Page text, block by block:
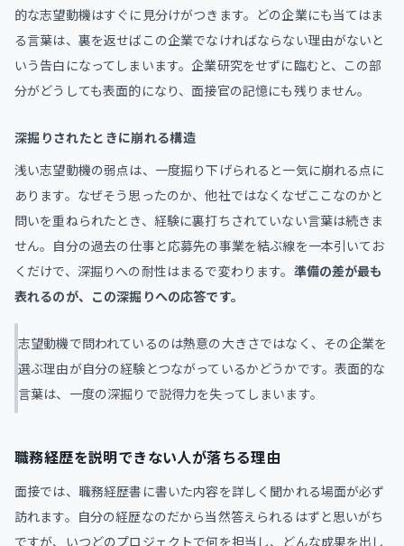
的な志望動機はすぐに見分けがつきます。どの企業にも当てはま
る言葉は、裏を返せばこの企業でなければならない理由がないと
いう告白になってしまいます。企業研究をせずに臨むと、この部
分がどうしても表面的になり、面接官の記憶にも残りません。
深掘りされたときに崩れる構造
浅い志望動機の弱点は、一度掘り下げられると一気に崩れる点に
あります。なぜそう思ったのか、他社ではなくなぜここなのかと
問いを重ねられたとき、経験に裏打ちされていない言葉は続きま
せん。自分の過去の仕事と応募先の事業を結ぶ線を一本引いてお
くだけで、深掘りへの耐性はまるで変わります。 準備の差が最も
表れるのが、この深掘りへの応答です。
志望動機で問われているのは熱意の大きさではなく、その企業を
選ぶ理由が自分の経験とつながっているかどうかです。表面的な
言葉は、一度の深掘りで説得力を失ってしまいます。
職務経歴を説明できない人が落ちる理由
面接では、職務経歴書に書いた内容を詳しく聞かれる場面が必ず
訪れます。自分の経歴なのだから当然答えられるはずと思いがち
ですが、いつどのプロジェクトで何を担当し、どんな成果を出し